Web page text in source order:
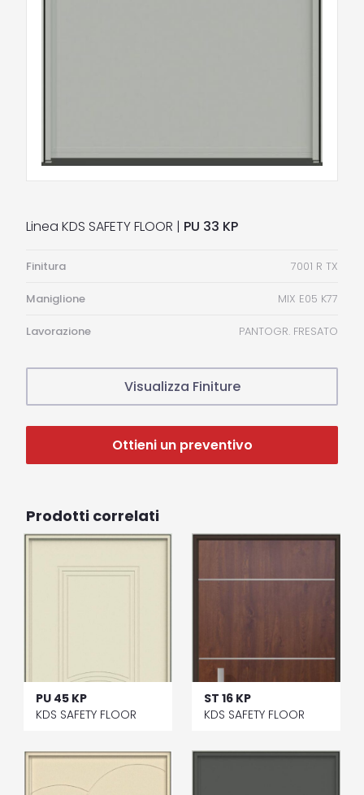
Linea KDS SAFETY FLOOR | PU 33 KP
Finitura 7001 R TX
Maniglione MIX E05 K77
Lavorazione PANTOGR. FRESATO
Visualizza Finiture
Ottieni un preventivo
Prodotti correlati
PU 45 KP
KDS SAFETY FLOOR
ST 16 KP
KDS SAFETY FLOOR